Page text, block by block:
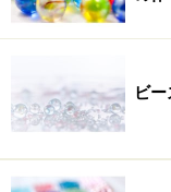
ビ